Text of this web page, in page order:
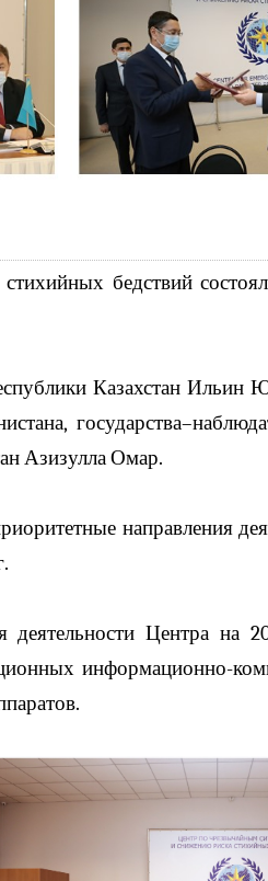
бедствий
Казахстан
Азизулла Омар.
направления
Центра на
информационно-